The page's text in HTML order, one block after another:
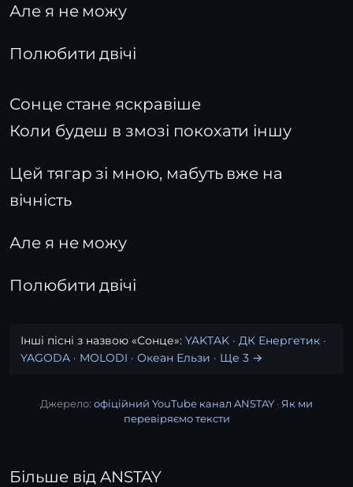
Але я не можу
Полюбити двічі
Сонце стане яскравіше
Коли будеш в змозі покохати іншу
Цей тягар зі мною, мабуть вже на
вічність
Але я не можу
Полюбити двічі
Інші пісні з назвою «Сонце»: YAKTAK · ДК Енергетик ·
YAGODA · MOLODI · Океан Ельзи · Ще 3 →
Джерело: офіційний YouTube канал ANSTAY · Як ми
перевіряємо тексти
Більше від ANSTAY